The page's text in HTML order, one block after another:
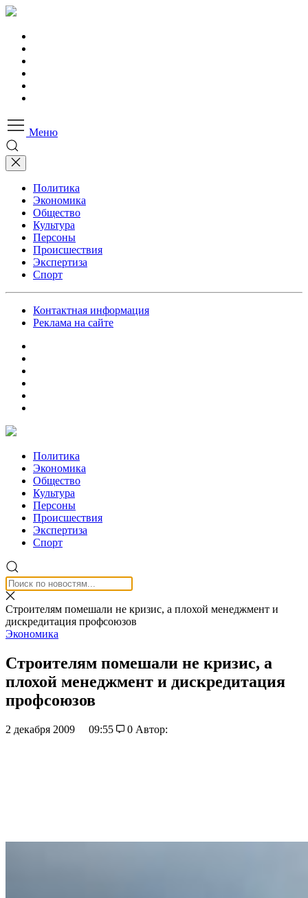
Меню
Политика
Экономика
Общество
Культура
Персоны
Происшествия
Экспертиза
Спорт
Контактная информация
Реклама на сайте
Политика
Экономика
Общество
Культура
Персоны
Происшествия
Экспертиза
Спорт
Строителям помешали не кризис, а плохой менеджмент и
дискредитация профсоюзов
Экономика
Строителям помешали не кризис, а
плохой менеджмент и дискредитация
профсоюзов
2 декабря 2009 09:55 0 Автор: